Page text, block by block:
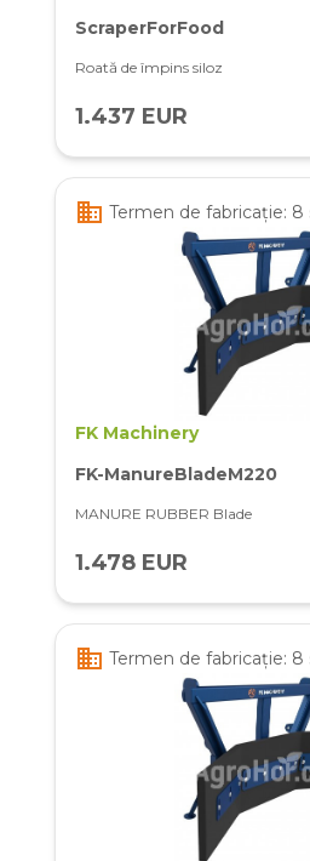
ScraperForFood
Roată de împins siloz
1.437 EUR
business Termen de fabricație: 8
FK Machinery
FK-ManureBladeM220
MANURE RUBBER Blade
1.478 EUR
business Termen de fabricație: 8